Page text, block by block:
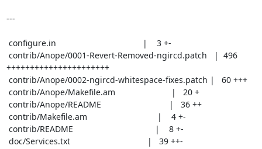
---
++++++++++++++++++++++